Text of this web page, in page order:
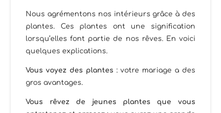
Nous agrémentons nos intérieurs grâce à des
plantes. Ces plantes ont une signification
lorsqu’elles font partie de nos rêves. En voici
quelques explications.
Vous voyez des plantes : votre mariage a des
gros avantages.
Vous rêvez de jeunes plantes que vous